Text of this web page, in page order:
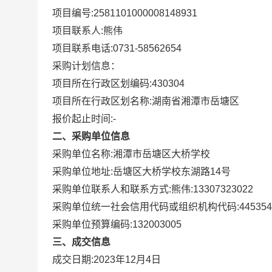
项目编号:2581101000008148931
项目联系人:熊伟
项目联系电话:0731-58562654
采购计划信息：
项目所在行政区划编码:430304
项目所在行政区划名称:湖南省湘潭市岳塘区
报价起止时间:-
二、采购单位信息
采购单位名称:湘潭市岳塘区大桥学校
采购单位地址:岳塘区大桥学校东湖路14号
采购单位联系人和联系方式:熊伟:13307323022
采购单位统一社会信用代码或组织机构代码:
采购单位预算编码:132003005
三、成交信息
成交日期:2023年12月4日